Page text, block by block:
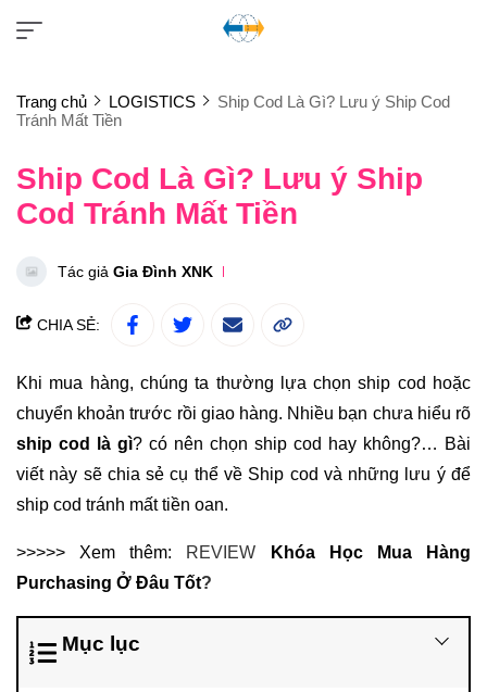
Trang chủ LOGISTICS
Ship Cod Là Gì? Lưu ý Ship Cod
Tránh Mất Tiền
Ship Cod Là Gì? Lưu ý Ship
Cod Tránh Mất Tiền
Tác giả Gia Đình XNK
CHIA SẺ:
Khi mua hàng, chúng ta thường lựa chọn ship cod hoặc
chuyển khoản trước rồi giao hàng. Nhiều bạn chưa hiểu rõ
ship cod là gì? có nên chọn ship cod hay không?… Bài
viết này sẽ chia sẻ cụ thể về Ship cod và những lưu ý để
ship cod tránh mất tiền oan.
>>>>> Xem thêm: REVIEW
Khóa Học Mua Hàng
Purchasing Ở Đâu Tốt?
Mục lục